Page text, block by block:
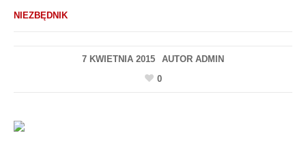
NIEZBĘDNIK
7 KWIETNIA 2015 AUTOR ADMIN
0